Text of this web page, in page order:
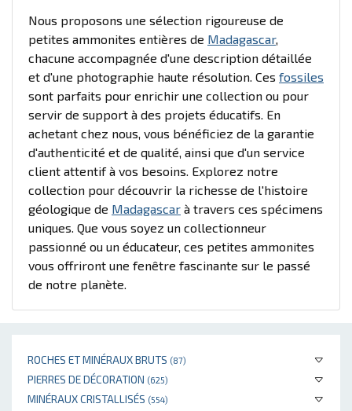
ROCHES ET MINÉRAUX BRUTS (87)
PIERRES DE DÉCORATION (625)
MINÉRAUX CRISTALLISÉS (554)
Nous proposons une sélection rigoureuse de
petites ammonites entières de Madagascar,
chacune accompagnée d'une description détaillée
et d'une photographie haute résolution. Ces fossiles
sont parfaits pour enrichir une collection ou pour
servir de support à des projets éducatifs. En
achetant chez nous, vous bénéficiez de la garantie
d'authenticité et de qualité, ainsi que d'un service
client attentif à vos besoins. Explorez notre
collection pour découvrir la richesse de l'histoire
géologique de Madagascar à travers ces spécimens
uniques. Que vous soyez un collectionneur
passionné ou un éducateur, ces petites ammonites
vous offriront une fenêtre fascinante sur le passé
de notre planète.